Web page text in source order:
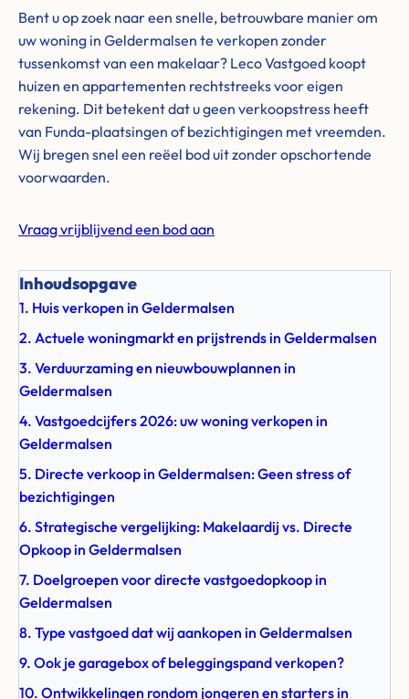
Bent u op zoek naar een snelle, betrouwbare manier om
uw woning in Geldermalsen te verkopen zonder
tussenkomst van een makelaar? Leco Vastgoed koopt
huizen en appartementen rechtstreeks voor eigen
rekening. Dit betekent dat u geen verkoopstress heeft
van Funda-plaatsingen of bezichtigingen met vreemden.
Wij bregen snel een reëel bod uit zonder opschortende
voorwaarden.
Vraag vrijblijvend een bod aan
Inhoudsopgave
1. Huis verkopen in Geldermalsen
2. Actuele woningmarkt en prijstrends in Geldermalsen
3. Verduurzaming en nieuwbouwplannen in
Geldermalsen
4. Vastgoedcijfers 2026: uw woning verkopen in
Geldermalsen
5. Directe verkoop in Geldermalsen: Geen stress of
bezichtigingen
6. Strategische vergelijking: Makelaardij vs. Directe
Opkoop in Geldermalsen
7. Doelgroepen voor directe vastgoedopkoop in
Geldermalsen
8. Type vastgoed dat wij aankopen in Geldermalsen
9. Ook je garagebox of beleggingspand verkopen?
10. Ontwikkelingen rondom jongeren en starters in